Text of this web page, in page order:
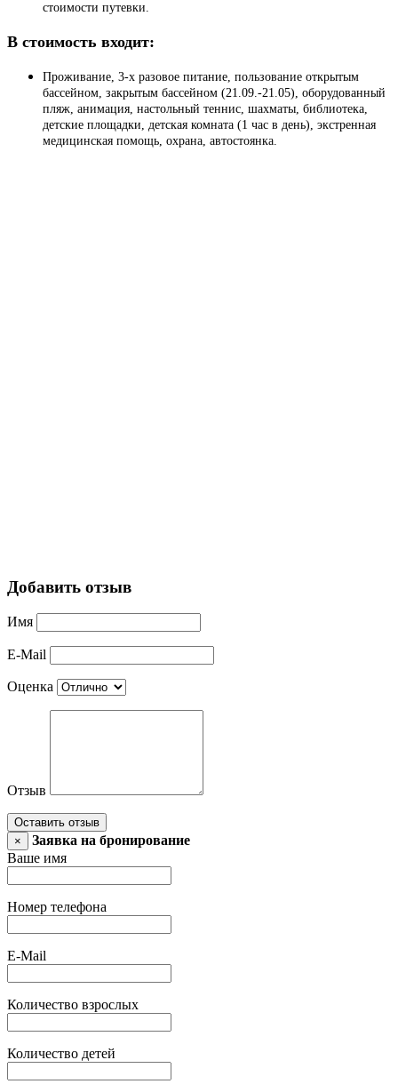
стоимости путевки.
В стоимость входит:
Проживание, 3-х разовое питание, пользование открытым
бассейном, закрытым бассейном (21.09.-21.05), оборудованный
пляж, анимация, настольный теннис, шахматы, библиотека,
детские площадки, детская комната (1 час в день), экстренная
медицинская помощь, охрана, автостоянка.
Добавить отзыв
Имя
E-Mail
Оценка
Отзыв
Оставить отзыв
×
Заявка на бронирование
Ваше имя
Номер телефона
E-Mail
Количество взрослых
Количество детей